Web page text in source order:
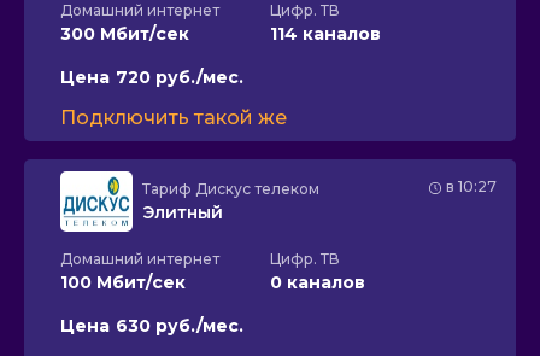
Домашний интернет
300 Мбит/сек
Цифр. ТВ
114 каналов
Цена 720 руб./мес.
Подключить такой же
в 10:27
Тариф Дискус телеком
Элитный
Домашний интернет
100 Мбит/сек
Цифр. ТВ
0 каналов
Цена 630 руб./мес.